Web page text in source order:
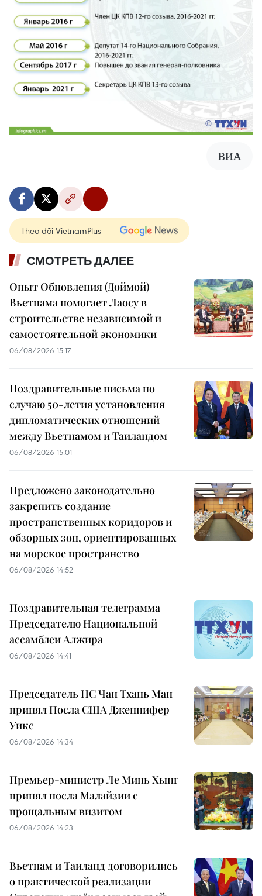
ВИА
Theo dõi VietnamPlus
СМОТРЕТЬ ДАЛЕЕ
Опыт Обновления (Доймой)
Вьетнама помогает Лаосу в
строительстве независимой и
самостоятельной экономики
06/08/2026 15:17
Поздравительные письма по
случаю 50-летия установления
дипломатических отношений
между Вьетнамом и Таиландом
06/08/2026 15:01
Предложено законодательно
закрепить создание
пространственных коридоров и
обзорных зон, ориентированных
на морское пространство
06/08/2026 14:52
Поздравительная телеграмма
Председателю Национальной
ассамблеи Алжира
06/08/2026 14:41
Председатель НС Чан Тхань Ман
принял Посла США Дженнифер
Уикс
06/08/2026 14:34
Премьер-министр Ле Минь Хынг
принял посла Малайзии с
прощальным визитом
06/08/2026 14:23
Вьетнам и Таиланд договорились
о практической реализации